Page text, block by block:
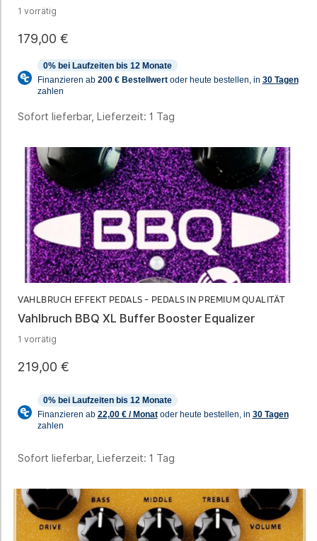
1 vorrätig
179,00 €
Sofort lieferbar, Lieferzeit: 1 Tag
VAHLBRUCH EFFEKT PEDALS - PEDALS IN PREMIUM QUALITÄT
Vahlbruch BBQ XL Buffer Booster Equalizer
1 vorrätig
219,00 €
Sofort lieferbar, Lieferzeit: 1 Tag